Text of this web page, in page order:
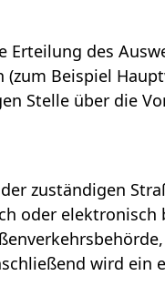
Erteilung des
Beispiel
Stelle über die
zuständigen
oder elektronisch
wird ein